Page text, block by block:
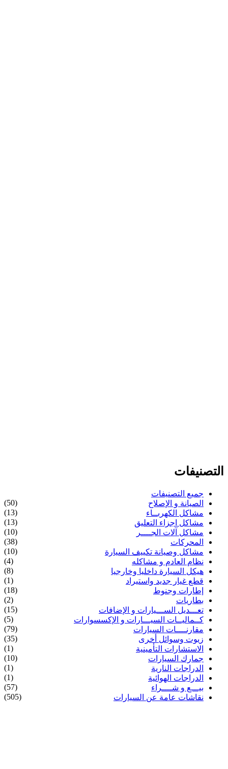
التصنيفات
جميع التصنيفات
الصيانة و الإصلاح
(50)
مشاكل الكهربــاء
(13)
مشاكل اجزاء التعليق
(13)
مشاكل آلات الجــــر
(10)
المحركات
(38)
مشاكل وصيانة تكييف السيارة
(10)
نظام العادم و مشاكله
(4)
هيكل السيارة داخليا وخارجيا
(8)
قطع غيار جديد واستيراد
(1)
إطارات وجنوط
(18)
بطاريات
(2)
تعـــديل الســـيارات و الإضافات
(15)
كــماليــات السيـــارات و الإكسسوارات
(5)
مقارنــــات السيارات
(79)
زيوت وسوائل أخرى
(35)
الاستشارات التأمينية
(1)
جمارك السيارات
(10)
الدراجات النارية
(1)
الدراجات الهوائية
(1)
بيـــع و شــــراء
(57)
نقاشات عامة عن السيارات
(505)